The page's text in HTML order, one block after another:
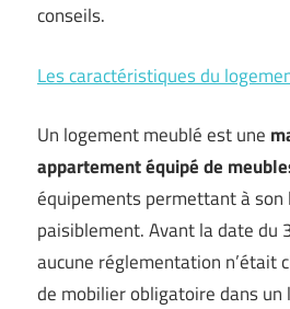
conseils.
Les caractéristiques du
Un logement meublé est une
appartement équipé de
équipements permettant à son
paisiblement. Avant la date du
aucune réglementation n’était
de mobilier obligatoire dans un